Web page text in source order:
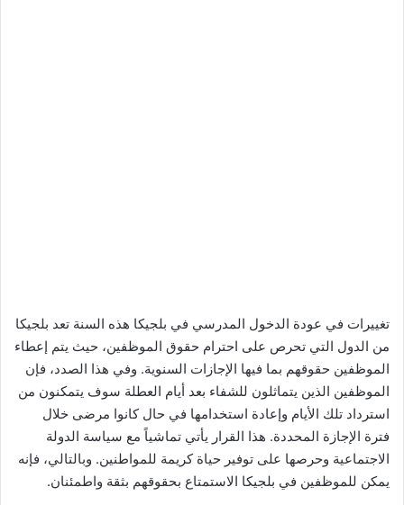
تغييرات في عودة الدخول المدرسي في بلجيكا هذه السنة تعد بلجيكا
من الدول التي تحرص على احترام حقوق الموظفين، حيث يتم إعطاء
الموظفين حقوقهم بما فيها الإجازات السنوية. وفي هذا الصدد، فإن
الموظفين الذين يتماثلون للشفاء بعد أيام العطلة سوف يتمكنون من
استرداد تلك الأيام وإعادة استخدامها في حال كانوا مرضى خلال
فترة الإجازة المحددة. هذا القرار يأتي تماشياً مع سياسة الدولة
الاجتماعية وحرصها على توفير حياة كريمة للمواطنين. وبالتالي، فإنه
يمكن للموظفين في بلجيكا الاستمتاع بحقوقهم بثقة واطمئنان.